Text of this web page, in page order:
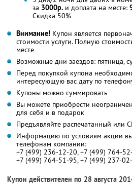
за 3000р. и доплата на месте:
Скидка 50%
Внимание! Купон является
стоимости услуги. Полную
месте
Возможные дни заездов: пятница,
Перед покупкой купона
интересующую вас дату по
Купоны можно суммировать
Вы можете приобрести
для себя и в подарок
Предъявляйте распечатанный или
Информацию по условиям акции
телефонам компании:
+7 (499) 236-12-20, +7 (499) 764-
+7 (499) 764-51-95, +7 (499) 237-
Купон действителен по 28 августа